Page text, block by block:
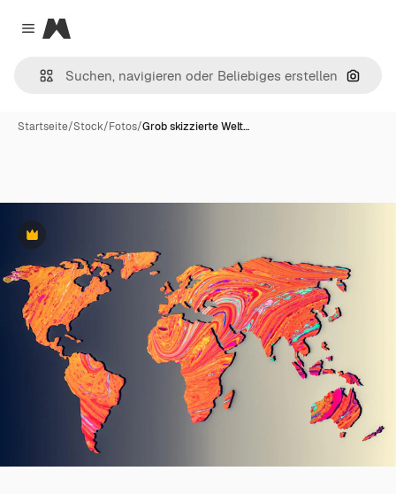
Close menu
Magnific
Nach
Startseite/Stock/Fotos/Grob skizzierte Welt…
Premium